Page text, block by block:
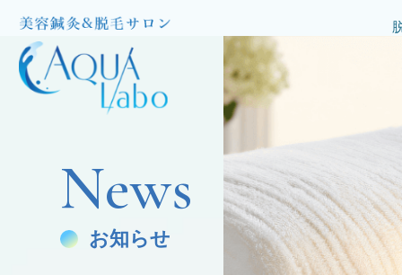
News
お知らせ